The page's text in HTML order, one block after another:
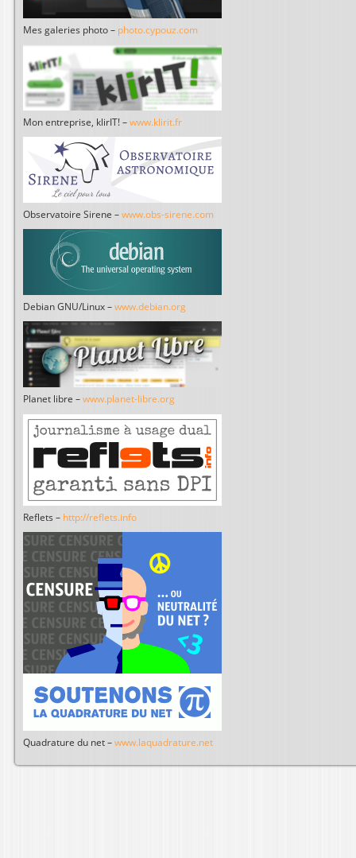
Mes galeries photo – photo.cypouz.com
Mon entreprise, klirIT! – www.klirit.fr
Observatoire Sirene – www.obs-sirene.com
Debian GNU/Linux – www.debian.org
Planet libre – www.planet-libre.org
Reflets – http://reflets.info
Quadrature du net – www.laquadrature.net